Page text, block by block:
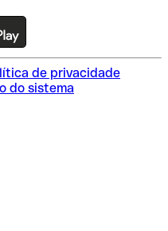
de privacidade
do sistema